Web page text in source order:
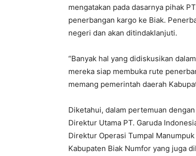
mengatakan pada dasarnya pihak
penerbangan kargo ke Biak.
negeri dan akan ditindaklanjuti.
“Banyak hal yang didiskusikan
mereka siap membuka rute
memang pemerintah daerah
Diketahui, dalam pertemuan
Direktur Utama PT. Garuda
Direktur Operasi Tumpal
Kabupaten Biak Numfor yang juga